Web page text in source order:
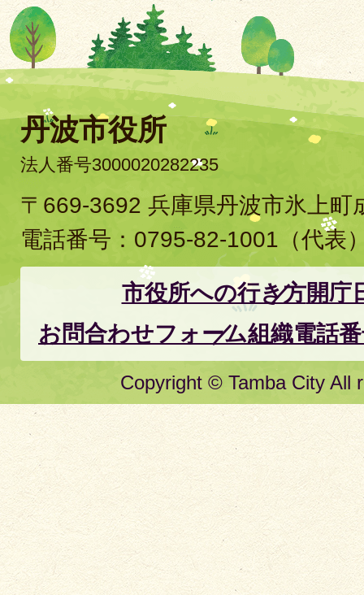
丹波市役所
法人番号3000020282235
〒669-3692 兵庫県丹波市氷上町
電話番号： 0795-82-1001 （代表
市役所への行き方開庁
お問合わせフォーム組織電話
Copyright © Tamba City All